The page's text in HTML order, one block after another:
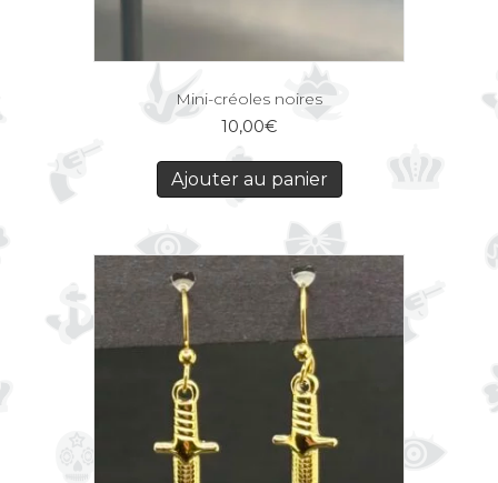
Mini-créoles noires
10,00€
Ajouter au panier